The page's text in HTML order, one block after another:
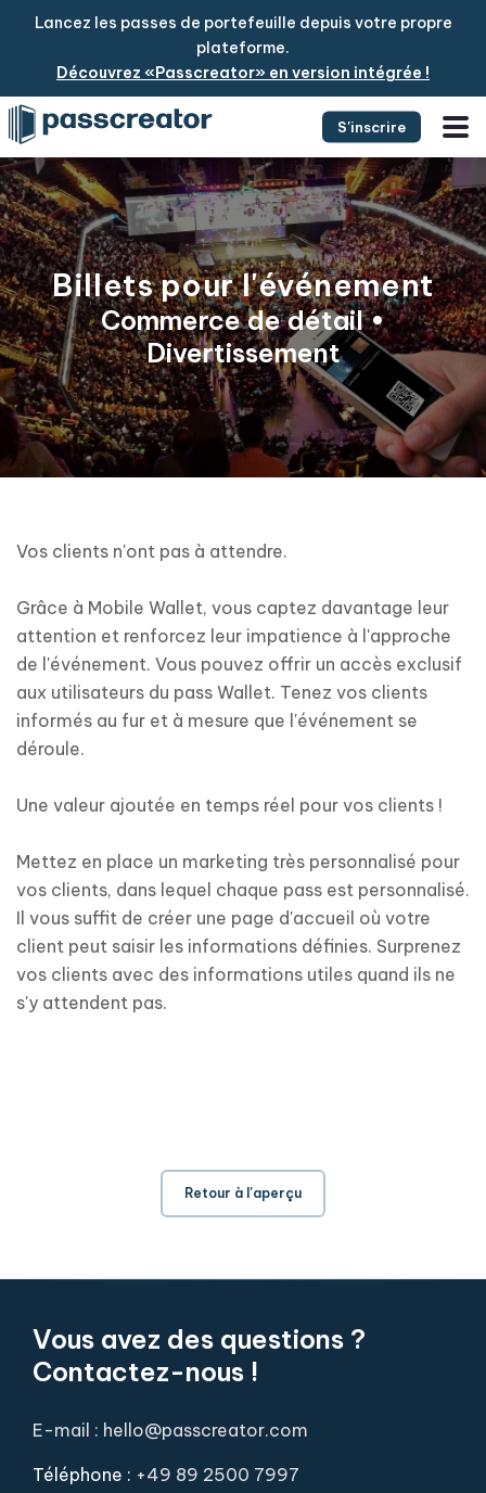
Lancez les passes de portefeuille depuis votre propre
plateforme.
Découvrez «Passcreator» en version intégrée !
S'inscrire
Billets pour l'événement
Commerce de détail •
Divertissement
Vos clients n'ont pas à attendre.
Grâce à Mobile Wallet, vous captez davantage leur
attention et renforcez leur impatience à l'approche
de l'événement. Vous pouvez offrir un accès exclusif
aux utilisateurs du pass Wallet. Tenez vos clients
informés au fur et à mesure que l'événement se
déroule.
Une valeur ajoutée en temps réel pour vos clients !
Mettez en place un marketing très personnalisé pour
vos clients, dans lequel chaque pass est personnalisé.
Il vous suffit de créer une page d'accueil où votre
client peut saisir les informations définies. Surprenez
vos clients avec des informations utiles quand ils ne
s'y attendent pas.
Retour à l'aperçu
Vous avez des questions ?
Contactez-nous !
E-mail : hello@passcreator.com
Téléphone : +49 89 2500 7997